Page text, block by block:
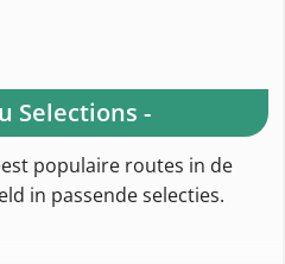
Selections -
populaire routes in de
in passende selecties.